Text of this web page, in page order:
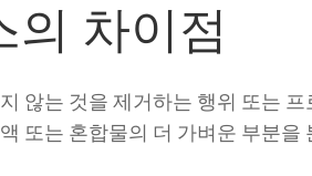
의 차이점
않는 것을 제거하는 행위 또는
또는 혼합물의 더 가벼운 부분